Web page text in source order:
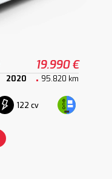
19.990 €
2020 95.820 km
122 cv